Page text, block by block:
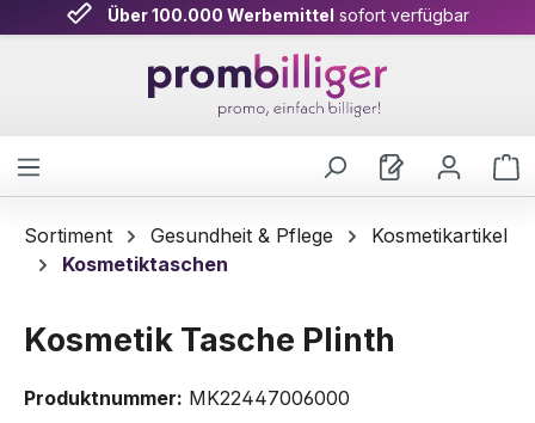
Zum Hauptinhalt springen
Über 100.000 Werbemittel sofort verfügbar
Sortiment Gesundheit & Pflege
Kosmetikartikel
Kosmetiktaschen
Kosmetik Tasche Plinth
Produktnummer: MK22447006000